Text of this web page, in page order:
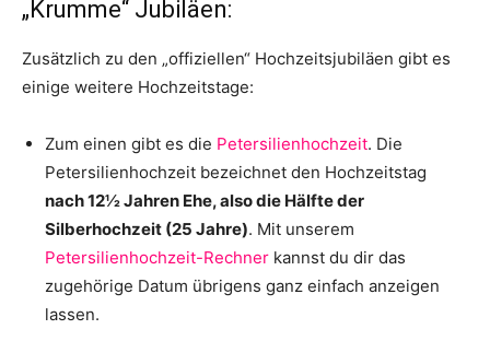
„Krumme“ Jubiläen:
Zusätzlich zu den „offiziellen“ Hochzeitsjubiläen gibt es
einige weitere Hochzeitstage:
Zum einen gibt es die Petersilienhochzeit. Die
Petersilienhochzeit bezeichnet den Hochzeitstag
nach 12½ Jahren Ehe, also die Hälfte der
Silberhochzeit (25 Jahre). Mit unserem
Petersilienhochzeit-Rechner kannst du dir das
zugehörige Datum übrigens ganz einfach anzeigen
lassen.